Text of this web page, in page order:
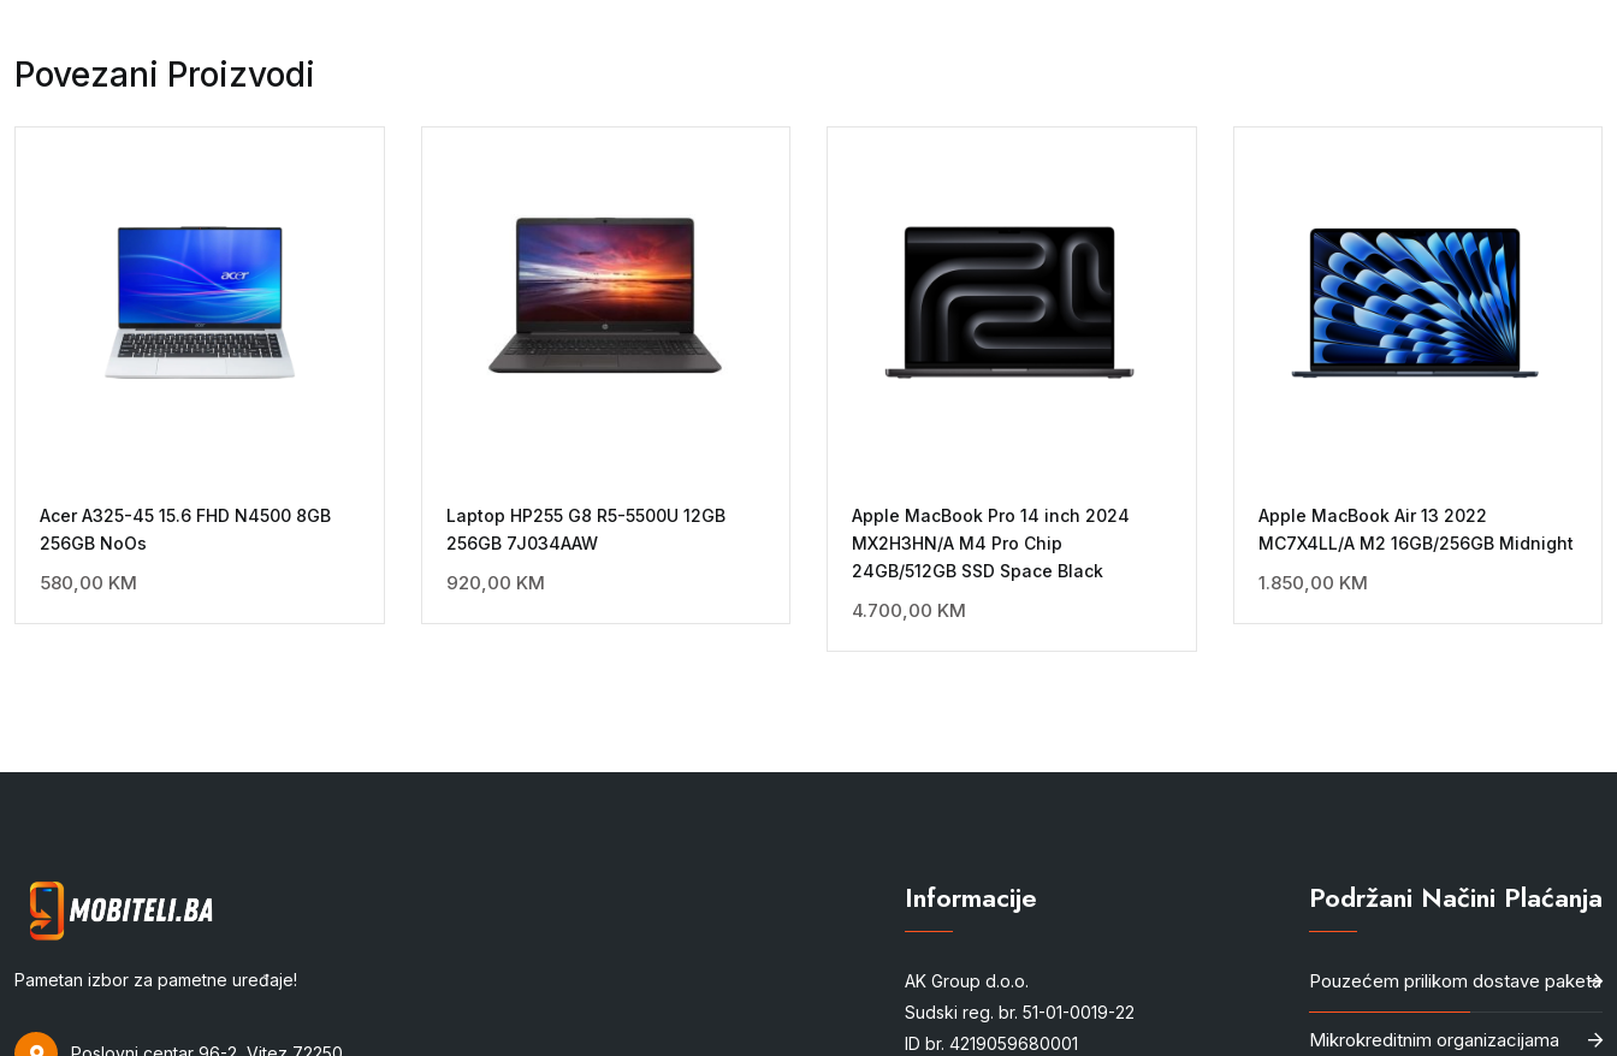
Povezani Proizvodi
Acer A325-45 15.6 FHD N4500 8GB
256GB NoOs
580,00 KM
Laptop HP255 G8 R5-5500U 12GB
256GB 7J034AAW
920,00 KM
Apple MacBook Pro 14 inch 2024
MX2H3HN/A M4 Pro Chip
24GB/512GB SSD Space Black
4.700,00 KM
Apple MacBook Air 13 2022
MC7X4LL/A M2 16GB/256GB Midnight
1.850,00 KM
Pametan izbor za pametne uređaje!
Informacije
AK Group d.o.o.
Sudski reg. br. 51-01-0019-22
ID br. 4219059680001
Podržani Načini Plaćanja
Pouzećem prilikom dostave paketa
Mikrokreditnim organizacijama